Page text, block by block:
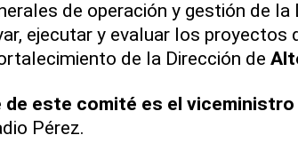
de operación y gestión de la
ejecutar y evaluar los proyectos
de la Dirección de
este comité es el viceministro
Pérez.